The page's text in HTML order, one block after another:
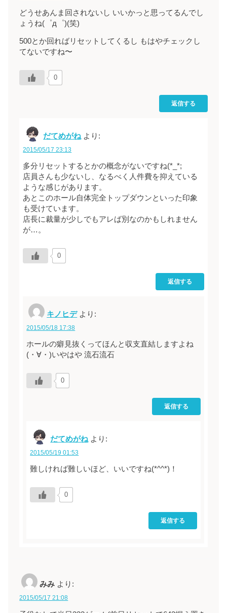
どうせあんま回されないし いいかっと思ってるんでし
ょうね(゜д゜)(笑)
500とか回ればリセットしてくるし もはやチェックし
てないですね〜
0
返信する
だてめがね より:
2015/05/17 23:13
多分リセットするとかの概念がないですね(*_*;
店員さんも少ないし、なるべく人件費を抑えている
ような感じがあります。
あとこのホール自体完全トップダウンといった印象
も受けています。
店長に裁量が少しでもアレば別なのかもしれません
が…。
0
返信する
キノヒデ より:
2015/05/18 17:38
ホールの癖見抜くってほんと収支直結しますよね
(・∀・)いやはや 流石流石
0
返信する
だてめがね より:
2015/05/19 01:53
難しければ難しいほど、いいですね(*^^*)！
0
返信する
みみ より:
2015/05/17 21:08